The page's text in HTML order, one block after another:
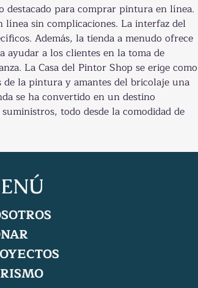
destacado para comprar pintura en línea.
línea sin complicaciones. La interfaz del
Además, la tienda a menudo ofrece
ayudar a los clientes en la toma de
La Casa del Pintor Shop se erige como
la pintura y amantes del bricolaje una
se ha convertido en un destino
todo desde la comodidad de